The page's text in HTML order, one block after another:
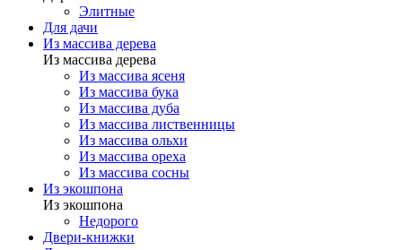
Элитные
Для дачи
Из массива дерева
Из массива дерева
Из массива ясеня
Из массива бука
Из массива дуба
Из массива лиственницы
Из массива ольхи
Из массива ореха
Из массива сосны
Из экошпона
Из экошпона
Недорого
Двери-книжки